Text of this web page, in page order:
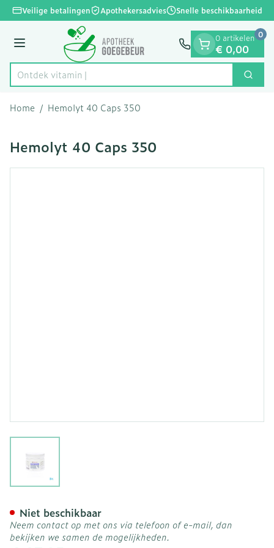
Ga naar de inhoud
1 van 1
Veilige betalingen Apothekersadvies Snelle beschikbaarheid
Menu
Product, merk, categorie...
Ontdek Zoek
0 artikelen
€ 0,00
0
Home / Hemolyt 40 Caps 350
Hemolyt 40 Caps 350
Niet beschikbaar
Neem contact op met ons via telefoon of e-mail, dan
bekijken we samen de mogelijkheden.